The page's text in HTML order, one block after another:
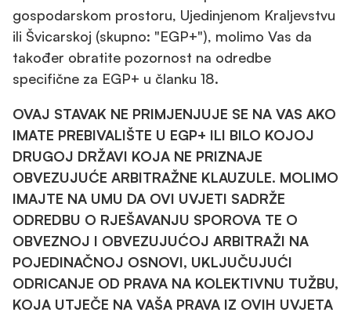
gospodarskom prostoru, Ujedinjenom Kraljevstvu
ili Švicarskoj (skupno: "EGP+"), molimo Vas da
također obratite pozornost na odredbe
specifične za EGP+ u članku 18.
OVAJ STAVAK NE PRIMJENJUJE SE NA VAS AKO
IMATE PREBIVALIŠTE U EGP+ ILI BILO KOJOJ
DRUGOJ DRŽAVI KOJA NE PRIZNAJE
OBVEZUJUĆE ARBITRAŽNE KLAUZULE. MOLIMO
IMAJTE NA UMU DA OVI UVJETI SADRŽE
ODREDBU O RJEŠAVANJU SPOROVA TE O
OBVEZNOJ I OBVEZUJUĆOJ ARBITRAŽI NA
POJEDINAČNOJ OSNOVI, UKLJUČUJUĆI
ODRICANJE OD PRAVA NA KOLEKTIVNU TUŽBU,
KOJA UTJEČE NA VAŠA PRAVA IZ OVIH UVJETA